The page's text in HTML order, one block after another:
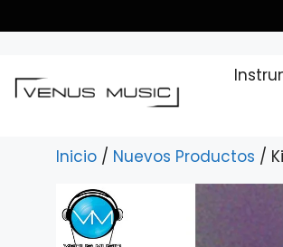
al
Inicio / Nuevos Productos /